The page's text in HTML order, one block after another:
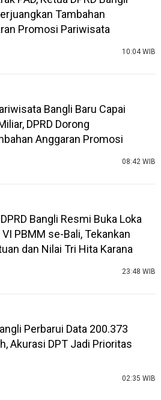
Tambahan
Promosi Pariwisata
10:04 WIB
Bangli Baru Capai
DPRD Dorong
Anggaran Promosi
08:42 WIB
Bangli Resmi Buka Loka
VI PBMM se-Bali, Tekankan
dan Nilai Tri Hita Karana
23:48 WIB
Perbarui Data 200.373
Akurasi DPT Jadi Prioritas
02:35 WIB